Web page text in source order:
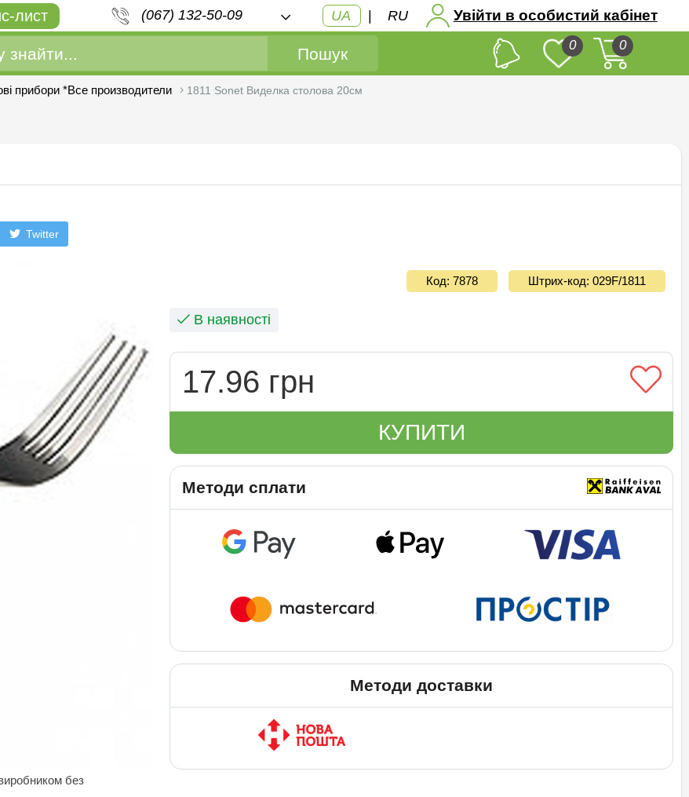
лист (067) 132-50-09 UA | RU Увійти в особистий кабінет
Пошук 0 0
прибори *Все производители 1811 Sonet Виделка столова 20см
Twitter
без
Код: 7878 Штрих-код: 029F/1811
В наявності
17.96 грн
КУПИТИ
Методи сплати
Методи доставки